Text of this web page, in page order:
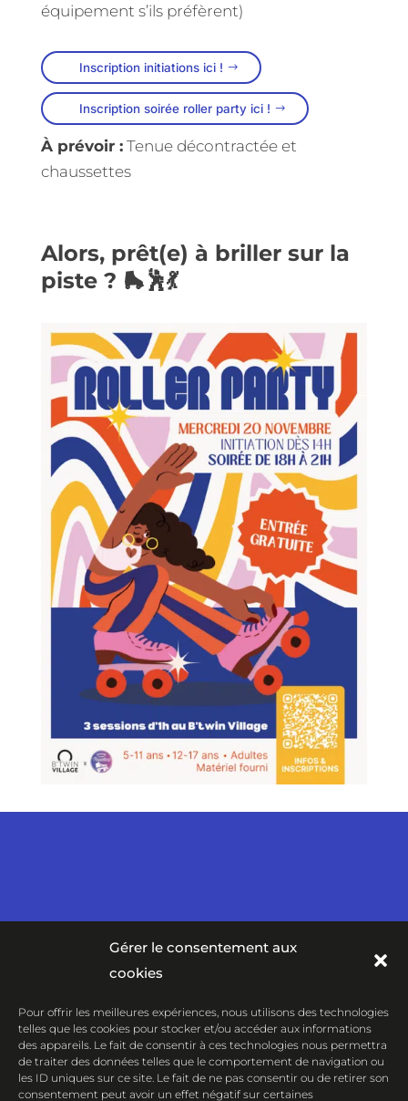
Gérer le consentement aux
cookies
Pour offrir les meilleures expériences, nous utilisons des technologies
telles que les cookies pour stocker et/ou accéder aux informations
des appareils. Le fait de consentir à ces technologies nous permettra
de traiter des données telles que le comportement de navigation ou
les ID uniques sur ce site. Le fait de ne pas consentir ou de retirer son
consentement peut avoir un effet négatif sur certaines
équipement s’ils préfèrent)
Inscription initiations ici !
Inscription soirée roller party ici !
À prévoir :Tenue décontractée et
chaussettes
Alors, prêt(e) à briller sur la
piste ? 🛼🕺💃